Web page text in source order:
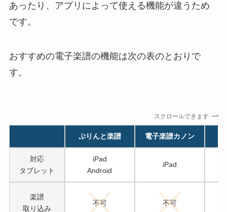
あったり、アプリによって使える機能が違うため
です。
おすすめの電子楽譜の機能は次の表のとおりで
す。
スクロールできます
ぷりんと楽譜 電子楽譜カノン
対応
タブレット
iPad
Android
iPad
楽譜
取り込み
不可 不可